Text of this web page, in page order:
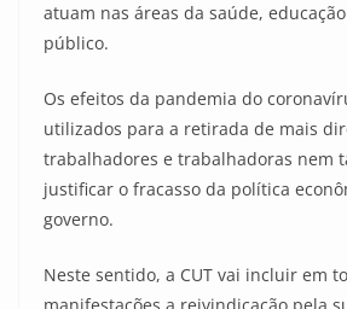
atuam nas áreas da saúde,
público.
Os efeitos da pandemia do
utilizados para a retirada de mais
trabalhadores e trabalhadoras nem
justificar o fracasso da política
governo.
Neste sentido, a CUT vai incluir em